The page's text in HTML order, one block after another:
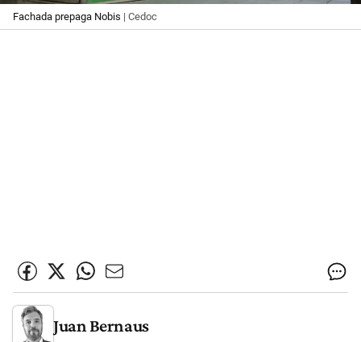
Fachada prepaga Nobis | Cedoc
Juan Bernaus